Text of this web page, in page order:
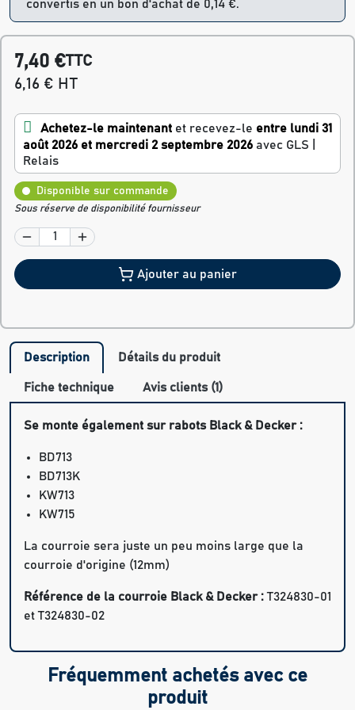
convertis en un bon d'achat de 0,14 €.
7,40 €TTC
6,16 € HT
Achetez-le maintenant et recevez-le entre lundi 31
août 2026 et mercredi 2 septembre 2026 avec GLS |
Relais
Disponible sur commande
Sous réserve de disponibilité fournisseur
Ajouter au panier
Description Détails du produit
Fiche technique Avis clients (1)
Se monte également sur rabots Black & Decker :
BD713
BD713K
KW713
KW715
La courroie sera juste un peu moins large que la
courroie d'origine (12mm)
Référence de la courroie Black & Decker :T324830-01
et T324830-02
Fréquemment achetés avec ce
produit